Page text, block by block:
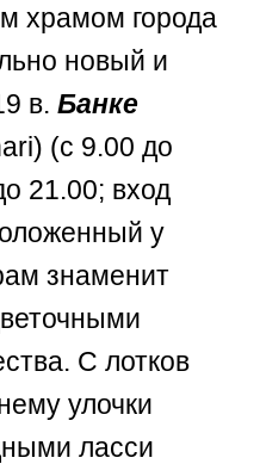
храмом города
новый и
в.Банке
(с 9.00 до
21.00; вход
у
знаменит
С лотков
улочки
ласси